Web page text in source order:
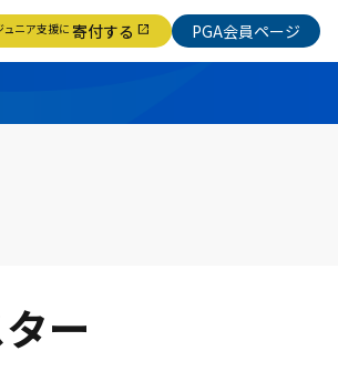
ニア支援に寄付する open_in_new PGA会員ページ
ー